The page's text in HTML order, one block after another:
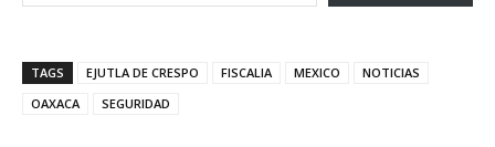
TAGS EJUTLA DE CRESPO FISCALIA MEXICO
NOTICIAS
OAXACA
SEGURIDAD